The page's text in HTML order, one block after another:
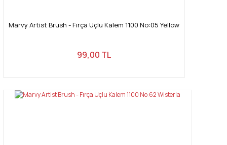
Marvy Artist Brush - Fırça Uçlu Kalem 1100 No:05 Yellow
99,00 TL